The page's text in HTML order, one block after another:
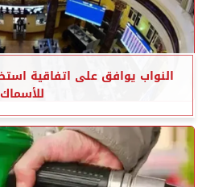
النواب يوافق على اتفاقية
للأسماك